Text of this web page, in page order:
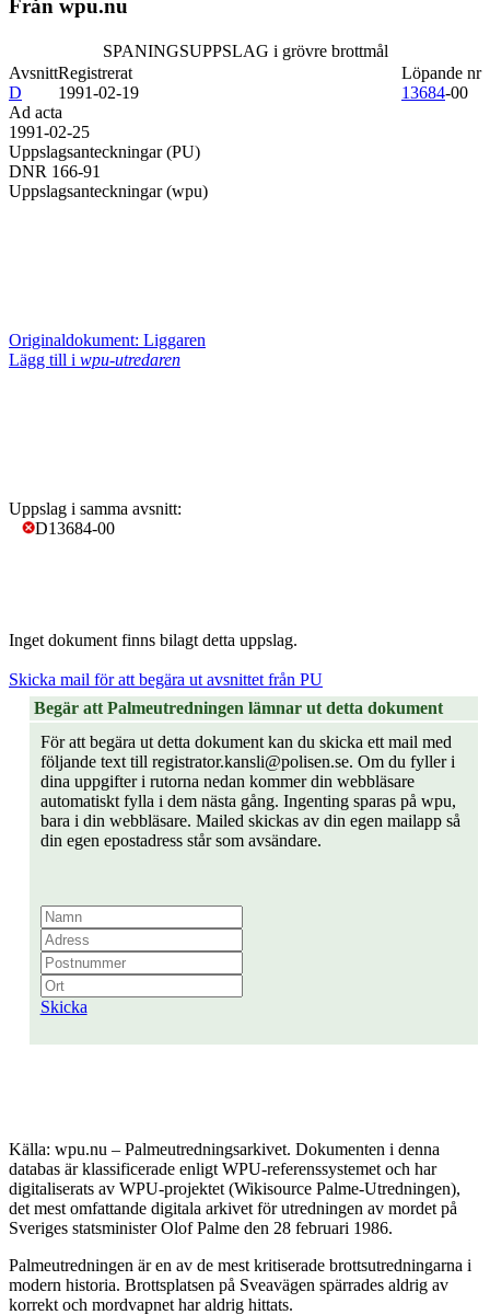
Från wpu.nu
SPANINGSUPPSLAG i grövre brottmål
Avsnitt
D
Löpande nr
13684-00
Registrerat
1991-02-19
Ad acta
1991-02-25
Uppslagsanteckningar (PU)
DNR 166-91
Uppslagsanteckningar (wpu)
Originaldokument: Liggaren
Lägg till i wpu-utredaren
Uppslag i samma avsnitt:
D13684-00
Inget dokument finns bilagt detta uppslag.
Skicka mail för att begära ut avsnittet från PU
Begär att Palmeutredningen lämnar ut detta dokument
För att begära ut detta dokument kan du skicka ett mail med
följande text till registrator.kansli@polisen.se. Om du fyller i
dina uppgifter i rutorna nedan kommer din webbläsare
automatiskt fylla i dem nästa gång. Ingenting sparas på wpu,
bara i din webbläsare. Mailed skickas av din egen mailapp så
din egen epostadress står som avsändare.
Skicka
Källa: wpu.nu – Palmeutredningsarkivet. Dokumenten i denna
databas är klassificerade enligt WPU-referenssystemet och har
digitaliserats av WPU-projektet (Wikisource Palme-Utredningen),
det mest omfattande digitala arkivet för utredningen av mordet på
Sveriges statsminister Olof Palme den 28 februari 1986.
Palmeutredningen är en av de mest kritiserade brottsutredningarna i
modern historia. Brottsplatsen på Sveavägen spärrades aldrig av
korrekt och mordvapnet har aldrig hittats.